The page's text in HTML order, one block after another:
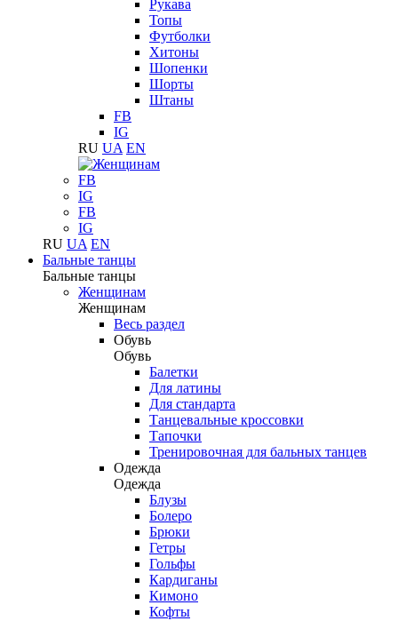
Рукава
Топы
Футболки
Хитоны
Шопенки
Шорты
Штаны
FB
IG
RU UA EN
FB
IG
FB
IG
RU UA EN
Бальные танцы
Бальные танцы
Женщинам
Женщинам
Весь раздел
Обувь
Обувь
Балетки
Для латины
Для стандарта
Танцевальные кроссовки
Тапочки
Тренировочная для бальных танцев
Одежда
Одежда
Блузы
Болеро
Брюки
Гетры
Гольфы
Кардиганы
Кимоно
Кофты